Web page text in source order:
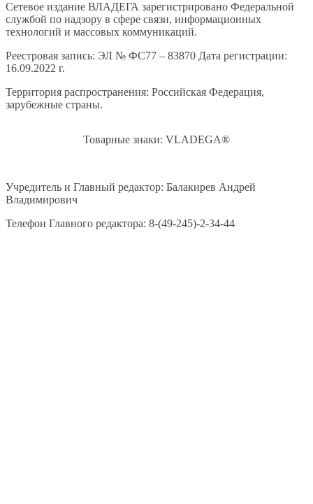
Сетевое издание ВЛАДЕГА зарегистрировано Федеральной
службой по надзору в сфере связи, информационных
технологий и массовых коммуникаций.
Реестровая запись: ЭЛ № ФС77 – 83870 Дата регистрации:
16.09.2022 г.
Территория распространения: Российская Федерация,
зарубежные страны.
Товарные знаки: VLADEGA®
Учредитель и Главный редактор: Балакирев Андрей
Владимирович
Телефон Главного редактора: 8-(49-245)-2-34-44